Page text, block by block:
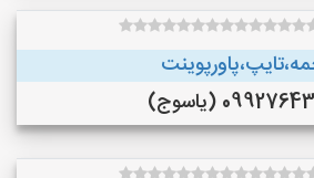
(یاسوج)